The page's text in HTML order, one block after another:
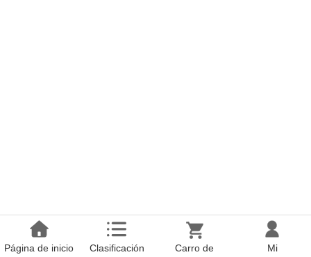
Página de inicio Clasificación Carro de Mi